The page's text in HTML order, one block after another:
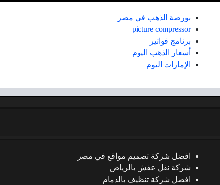
بورصة الذهب في مصر
picture compressor
برنامج فواتير
أسعار الذهب اليوم
الإمارات اليوم
افضل شركة تصميم مواقع في مصر
شركة نقل عفش بالرياض
افضل شركة تنظيف بالدمام